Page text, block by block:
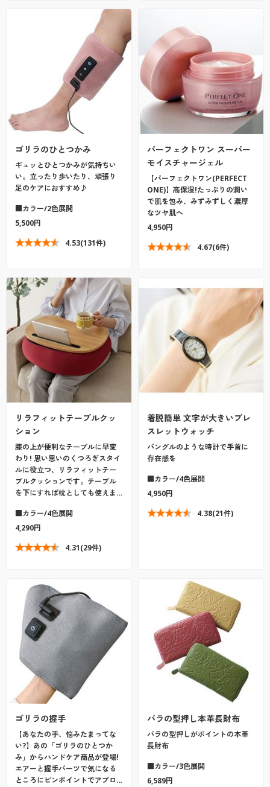
ゴリラのひとつかみ
ギュッとひとつかみが気持ちい
い。立ったり歩いたり、頑張り
足のケアにおすすめ♪
■カラー/2色展開
5,500円
4.53(131件)
パーフェクトワン スーパー
モイスチャージェル
【パーフェクトワン(PERFECT
ONE)】高保湿!たっぷりの潤い
で肌を包み、みずみずしく濃厚
なツヤ肌へ
4,950円
4.67(6件)
リラフィットテーブルクッ
ション
膝の上が便利なテーブルに早変
わり! 思い思いのくつろぎスタイ
ルに役立つ、リラフィットテー
ブルクッションです。テーブル
を下にすれば枕としても使えま…
■カラー/4色展開
4,290円
4.31(29件)
着脱簡単 文字が大きいブレ
スレットウォッチ
バングルのような時計で手首に
存在感を
■カラー/4色展開
4,950円
4.38(21件)
ゴリラの握手
【あなたの手、悩みたまってな
い?】あの「ゴリラのひとつか
み」からハンドケア商品が登場!
エアーと握手パーツで気になる
ところにピンポイントでアプロ…
バラの型押し本革長財布
バラの型押しがポイントの本革
長財布
■カラー/3色展開
6,589円